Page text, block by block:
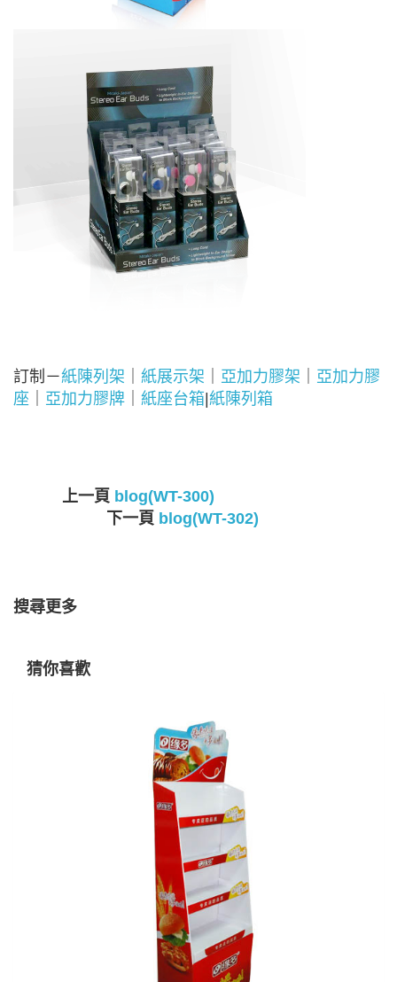
訂制－紙陳列架 紙展示架 亞加力膠架
亞加力膠
座
亞加力膠牌 紙座台箱 紙陳列箱
上一頁 blog(WT-300)
下一頁 blog(WT-302)
搜尋更多
猜你喜歡